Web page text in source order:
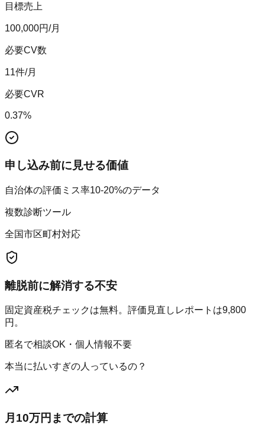
目標売上
100,000円/月
必要CV数
11件/月
必要CVR
0.37%
申し込み前に見せる価値
自治体の評価ミス率10-20%のデータ
複数診断ツール
全国市区町村対応
離脱前に解消する不安
固定資産税チェックは無料。評価見直しレポートは9,800
円。
匿名で相談OK・個人情報不要
本当に払いすぎの人っているの？
月10万円までの計算